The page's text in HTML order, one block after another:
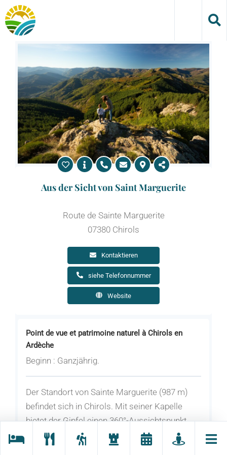
Skip
to
content
Point de vue et patrimoine naturel à Chirols en
Ardèche
Beginn : Ganzjährig.
Der Standort von Sainte Marguerite (987 m)
befindet sich in Chirols. Mit seiner Kapelle
bietet der Gipfel einen 360°-Aussichtspunkt
von den Tanargue-Bergen über die Escrinet
und die Voralpen bis zum Mont Ventoux.
Aus der Sicht von Saint Marguerite
Route de Sainte Marguerite
07380 Chirols
Kontaktieren
siehe Telefonnummer
Website